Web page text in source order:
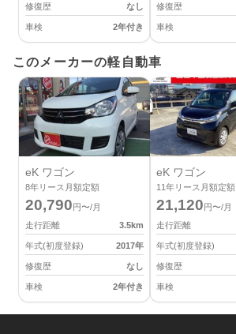
修復歴 なし
車検 2年付き
修復歴
車検
このメーカーの軽自動車
eK ワゴン
8年リース月額定額
20,790円〜/月
走行距離
3.5km
年式(初度登録) 2017年
修復歴 なし
車検 2年付き
eK ワゴン
11年リース月額定額
21,120円〜/月
走行距離
年式(初度登録)
修復歴
車検